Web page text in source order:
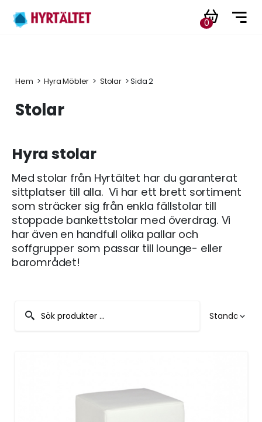
0
Hem > Hyra Möbler > Stolar > Sida 2
Stolar
Hyra stolar
Med stolar från Hyrtältet har du garanterat
sittplatser till alla. Vi har ett brett sortiment
som sträcker sig från enkla fällstolar till
stoppade bankettstolar med överdrag. Vi
har även en handfull olika pallar och
soffgrupper som passar till lounge- eller
barområdet!